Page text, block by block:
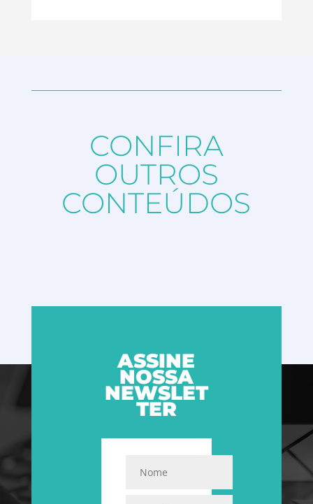
CONFIRA
OUTROS
CONTEÚDOS
ASSINE
NOSSA
NEWSLET
TER